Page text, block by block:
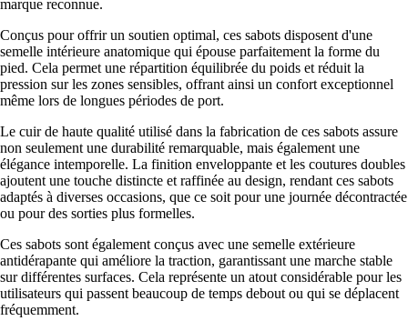
marque reconnue.
Conçus pour offrir un soutien optimal, ces sabots disposent d'une
semelle intérieure anatomique qui épouse parfaitement la forme du
pied. Cela permet une répartition équilibrée du poids et réduit la
pression sur les zones sensibles, offrant ainsi un confort exceptionnel
même lors de longues périodes de port.
Le cuir de haute qualité utilisé dans la fabrication de ces sabots assure
non seulement une durabilité remarquable, mais également une
élégance intemporelle. La finition enveloppante et les coutures doubles
ajoutent une touche distincte et raffinée au design, rendant ces sabots
adaptés à diverses occasions, que ce soit pour une journée décontractée
ou pour des sorties plus formelles.
Ces sabots sont également conçus avec une semelle extérieure
antidérapante qui améliore la traction, garantissant une marche stable
sur différentes surfaces. Cela représente un atout considérable pour les
utilisateurs qui passent beaucoup de temps debout ou qui se déplacent
fréquemment.